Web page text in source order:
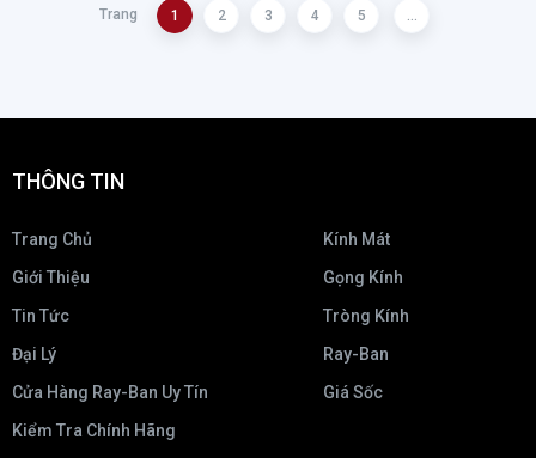
Trang 1 2 3 4 5 ...
THÔNG TIN
Trang Chủ
Giới Thiệu
Tin Tức
Đại Lý
Cửa Hàng Ray-Ban Uy Tín
Kiểm Tra Chính Hãng
Kính Mát
Gọng Kính
Tròng Kính
Ray-Ban
Giá Sốc